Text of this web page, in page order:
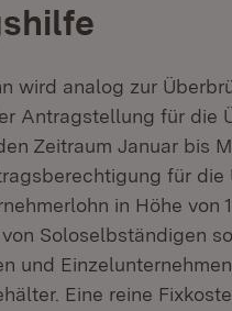
wird analog zur
Antragstellung für die
in neuem Fenster)
Zeitraum Januar bis
für
in Höhe von
Soloselbständigen
und
Eine reine